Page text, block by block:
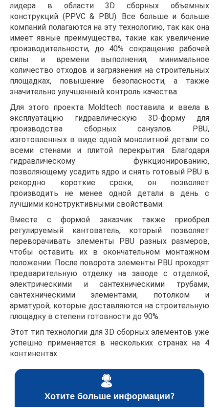
лидера в области 3D сборных объемных
конструкций (PPVC & PBU). Все больше и больше
компаний полагаются на эту технологию, так как она
имеет явные преимущества, такие как увеличение
производительности, до 40% сокращение рабочей
силы и времени выполнения, минимальное
количество отходов и загрязнения на строительных
площадках, повышение безопасности, а также
значительно улучшенный контроль качества.
Для этого проекта Moldtech поставила и ввела в
эксплуатацию гидравлическую 3D-форму для
производства сборных санузлов PBU,
изготовленных в виде одной монолитной детали со
всеми стенами и плитой перекрытия. Благодаря
гидравлическому функционированию,
позволяющему усадить ядро и снять готовый PBU в
рекордно короткие сроки, он позволяет
производить не менее одной детали в день с
лучшими конструктивными свойствами.
Вместе с формой заказчик также приобрел
регулируемый кантователь, который позволяет
переворачивать элементы PBU разных размеров,
чтобы оставить их в окончательном монтажном
положении. После поворота элементы PBU проходят
предварительную отделку на заводе с отделкой,
электрическими и сантехническими трубами,
сантехническими элементами, потолком и
арматурой, которые доставляются на строительную
площадку в степени готовности до 90%.
Этот тип технологии для 3D сборных элементов уже
успешно применяется в нескольких странах на 4
континентах.
Хотите больше информации?